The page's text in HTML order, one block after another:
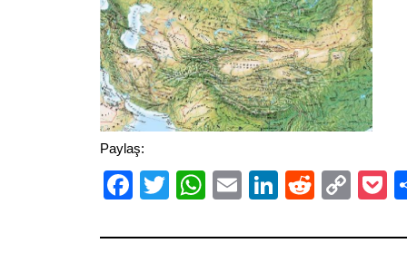
Paylaş:
Facebook
TwitterWhatsApp
EmailLinkedIn
Reddit